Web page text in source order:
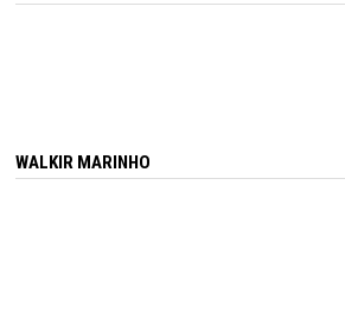
WALKIR MARINHO